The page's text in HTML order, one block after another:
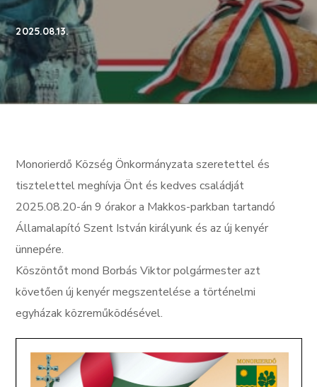
2025.08.13.
Monorierdő Község Önkormányzata szeretettel és
tisztelettel meghívja Önt és kedves családját
2025.08.20-án 9 órakor a Makkos-parkban tartandó
Államalapító Szent István királyunk és az új kenyér
ünnepére.
Köszöntőt mond Borbás Viktor polgármester azt
követően új kenyér megszentelése a történelmi
egyházak közreműködésével.